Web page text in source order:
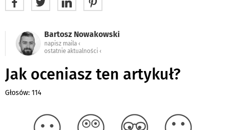
Bartosz Nowakowski
napisz maila ‹
ostatnie aktualności ‹
Jak oceniasz ten artykuł?
Głosów: 114